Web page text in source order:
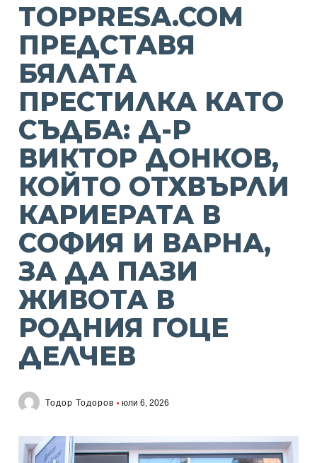
TOPPRESA.COM
ПРЕДСТАВЯ
БЯЛАТА
ПРЕСТИЛКА КАТО
СЪДБА: Д-Р
ВИКТОР ДОНКОВ,
КОЙТО ОТХВЪРЛИ
КАРИЕРАТА В
СОФИЯ И ВАРНА,
ЗА ДА ПАЗИ
ЖИВОТА В
РОДНИЯ ГОЦЕ
ДЕЛЧЕВ
Тодор Тодоров юли 6, 2026